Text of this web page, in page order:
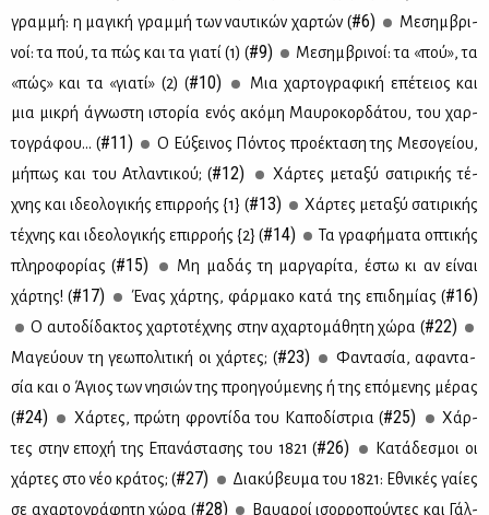
γραμ­μή: η μα­γι­κή γραμ­μή των ναυ­τι­κών χαρ­τών (#6)
Mε­σημ­βρι­
νοί: τα πού, τα πώς και τα για­τί (1) (#9)
Mε­σημ­βρι­νοί: τα «πού», τα
«πώς» και τα «για­τί» (2) (#10)
Μια χαρ­το­γρα­φι­κή επέ­τειος και
μια μι­κρή άγνω­στη ιστο­ρία ενός ακό­μη Μαυ­ρο­κορ­δά­του, του χαρ­
το­γρά­φου... (#11)
O Εύ­ξει­νος Πό­ντος προ­έ­κτα­ση της Με­σο­γεί­ου,
μή­πως και του Ατλα­ντι­κού; (#12)
Χάρ­τες με­τα­ξύ σα­τι­ρι­κής τέ­
χνης και ιδε­ο­λο­γι­κής επιρ­ρο­ής {1} (#13)
Χάρ­τες με­τα­ξύ σα­τι­ρι­κής
τέ­χνης και ιδε­ο­λο­γι­κής επιρ­ρο­ής {2} (#14)
Τα γρα­φή­μα­τα οπτι­κής
πλη­ρο­φο­ρί­ας (#15)
Mη μα­δάς τη μαρ­γα­ρί­τα, έστω κι αν εί­ναι
χάρ­της! (#17) Ένας χάρ­της, φάρ­μα­κο κα­τά της επι­δη­μί­ας (#16)
O αυ­το­δί­δα­κτος χαρ­το­τέ­χνης στην αχαρ­το­μά­θη­τη χώ­ρα (#22)
Μα­γεύ­ουν τη γε­ω­πο­λι­τι­κή οι χάρ­τες; (#23)
Φα­ντα­σία, αφα­ντα­
σία και ο Άγιος των νη­σιών της προη­γού­με­νης ή της επό­με­νης μέ­ρας
(#24) Χάρ­τες, πρώ­τη φρο­ντί­δα του Κα­πο­δί­στρια (#25)
Χάρ­
τες στην επο­χή της Επα­νά­στα­σης του 1821 (#26)
Kα­τά­δε­σμοι οι
χάρ­τες στο νέο κρά­τος; (#27)
Δια­κύ­βευ­μα του 1821: Εθνι­κές γαί­ες
σε αχαρ­το­γρά­φη­τη χώ­ρα (#28) Βαυα­ροί ισορ­ρο­πoύ­ντες και Γάλ­